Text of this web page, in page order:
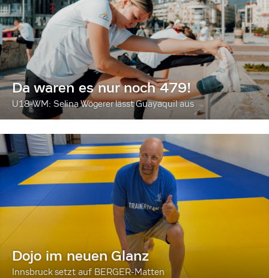
Da waren es nur noch 479!
U18-WM: Selina Wögerer lässt Guayaquil aus
Dojo im neuen Glanz
Innsbruck setzt auf BERGER-Matten